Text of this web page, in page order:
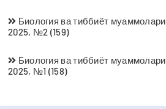
Биология ва тиббиёт муаммолари
2025, №2 (159)
Биология ва тиббиёт муаммолари
2025, №1 (158)